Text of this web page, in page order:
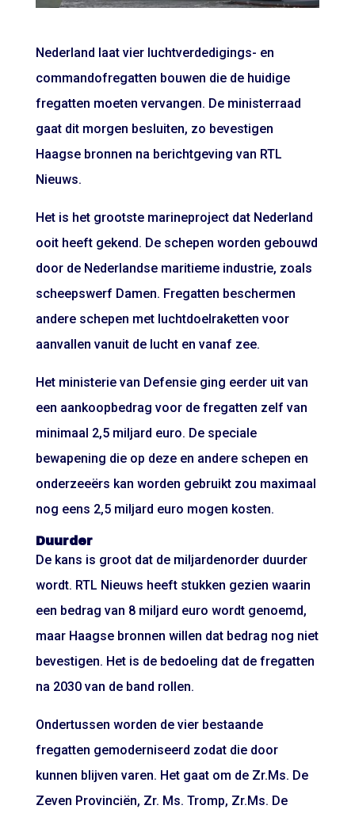
Nederland laat vier luchtverdedigings- en
commandofregatten bouwen die de huidige
fregatten moeten vervangen. De ministerraad
gaat dit morgen besluiten, zo bevestigen
Haagse bronnen na berichtgeving van RTL
Nieuws.
Het is het grootste marineproject dat Nederland
ooit heeft gekend. De schepen worden gebouwd
door de Nederlandse maritieme industrie, zoals
scheepswerf Damen. Fregatten beschermen
andere schepen met luchtdoelraketten voor
aanvallen vanuit de lucht en vanaf zee.
Het ministerie van Defensie ging eerder uit van
een aankoopbedrag voor de fregatten zelf van
minimaal 2,5 miljard euro. De speciale
bewapening die op deze en andere schepen en
onderzeeërs kan worden gebruikt zou maximaal
nog eens 2,5 miljard euro mogen kosten.
Duurder
De kans is groot dat de miljardenorder duurder
wordt. RTL Nieuws heeft stukken gezien waarin
een bedrag van 8 miljard euro wordt genoemd,
maar Haagse bronnen willen dat bedrag nog niet
bevestigen. Het is de bedoeling dat de fregatten
na 2030 van de band rollen.
Ondertussen worden de vier bestaande
fregatten gemoderniseerd zodat die door
kunnen blijven varen. Het gaat om de Zr.Ms. De
Zeven Provinciën, Zr. Ms. Tromp, Zr.Ms. De